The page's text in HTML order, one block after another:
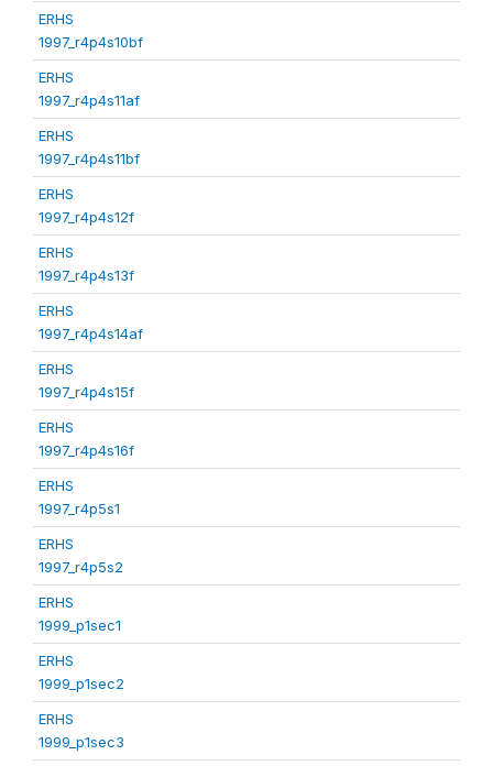
ERHS
1997_r4p4s10bf
ERHS
1997_r4p4s11af
ERHS
1997_r4p4s11bf
ERHS
1997_r4p4s12f
ERHS
1997_r4p4s13f
ERHS
1997_r4p4s14af
ERHS
1997_r4p4s15f
ERHS
1997_r4p4s16f
ERHS
1997_r4p5s1
ERHS
1997_r4p5s2
ERHS
1999_p1sec1
ERHS
1999_p1sec2
ERHS
1999_p1sec3